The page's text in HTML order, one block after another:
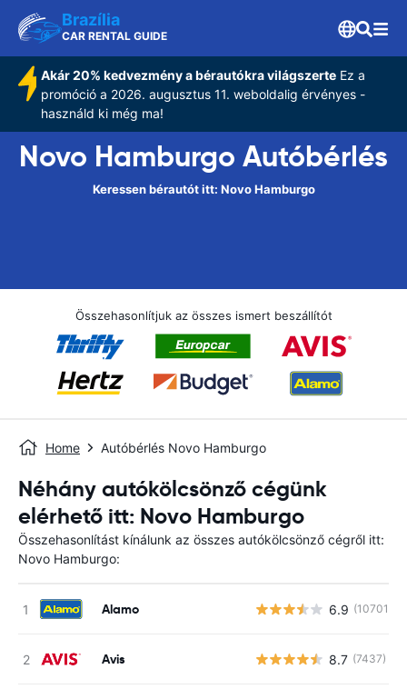
Brazília
CAR RENTAL GUIDE
Akár 20% kedvezmény a bérautókra világszerteEz a
promóció a 2026. augusztus 11. weboldalig érvényes -
használd ki még ma!
Novo Hamburgo Autóbérlés
Keressen bérautót itt: Novo Hamburgo
Összehasonlítjuk az összes ismert beszállítót
Home Autóbérlés Novo Hamburgo
Néhány autókölcsönző cégünk
elérhető itt: Novo Hamburgo
Összehasonlítást kínálunk az összes autókölcsönző cégről itt:
Novo Hamburgo:
Alamo 6.9 (10701)
Avis 8.7 (7437)